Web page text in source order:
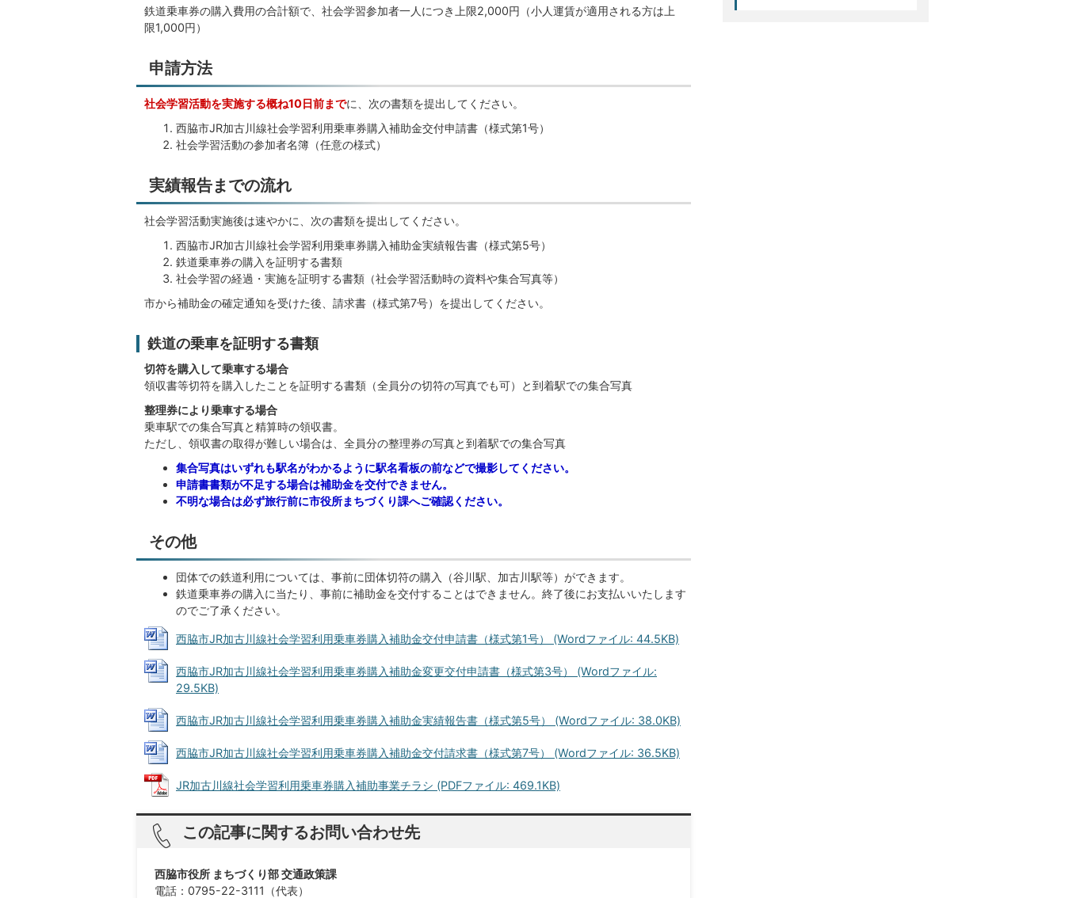
鉄道乗車券の購入費用の合計額で、社会学習参加者一人につき上限2,000円（小人運賃が適用される方は上
限1,000円）
申請方法
社会学習活動を実施する概ね10日前までに、次の書類を提出してください。
西脇市JR加古川線社会学習利用乗車券購入補助金交付申請書（様式第1号）
社会学習活動の参加者名簿（任意の様式）
実績報告までの流れ
社会学習活動実施後は速やかに、次の書類を提出してください。
西脇市JR加古川線社会学習利用乗車券購入補助金実績報告書（様式第5号）
鉄道乗車券の購入を証明する書類
社会学習の経過・実施を証明する書類（社会学習活動時の資料や集合写真等）
市から補助金の確定通知を受けた後、請求書（様式第7号）を提出してください。
鉄道の乗車を証明する書類
切符を購入して乗車する場合
領収書等切符を購入したことを証明する書類（全員分の切符の写真でも可）と到着駅での集合写真
整理券により乗車する場合
乗車駅での集合写真と精算時の領収書。
ただし、領収書の取得が難しい場合は、全員分の整理券の写真と到着駅での集合写真
集合写真はいずれも駅名がわかるように駅名看板の前などで撮影してください。
申請書書類が不足する場合は補助金を交付できません。
不明な場合は必ず旅行前に市役所まちづくり課へご確認ください。
その他
団体での鉄道利用については、事前に団体切符の購入（谷川駅、加古川駅等）ができます。
鉄道乗車券の購入に当たり、事前に補助金を交付することはできません。終了後にお支払いいたします
のでご了承ください。
西脇市JR加古川線社会学習利用乗車券購入補助金交付申請書（様式第1号） (Wordファイル: 44.5KB)
西脇市JR加古川線社会学習利用乗車券購入補助金変更交付申請書（様式第3号） (Wordファイル:
29.5KB)
西脇市JR加古川線社会学習利用乗車券購入補助金実績報告書（様式第5号） (Wordファイル: 38.0KB)
西脇市JR加古川線社会学習利用乗車券購入補助金交付請求書（様式第7号） (Wordファイル: 36.5KB)
JR加古川線社会学習利用乗車券購入補助事業チラシ (PDFファイル: 469.1KB)
この記事に関するお問い合わせ先
西脇市役所 まちづくり部 交通政策課
電話：0795-22-3111（代表）